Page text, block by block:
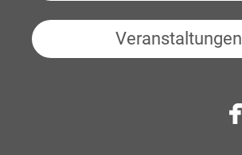
Veranstaltungen